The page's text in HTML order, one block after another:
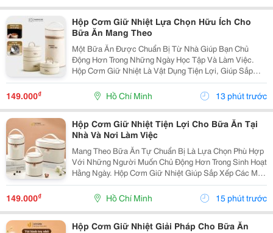
Hộp Cơm Giữ Nhiệt Lựa Chọn Hữu Ích Cho
Bữa Ăn Mang Theo
Một Bữa Ăn Được Chuẩn Bị Từ Nhà Giúp Bạn Chủ
Động Hơn Trong Những Ngày Học Tập Và Làm Việc.
Hộp Cơm Giữ Nhiệt Là Vật Dụng Tiện Lợi, Giúp Sắp
Xếp Các Món Ăn Ngăn Nắp Và Dễ Dàng Mang Theo
Trong Nhiều Hoàn Cảnh Khác Nhau. Chọn Hộp Phù Hợp
Với Khẩu...
149.000₫ Hồ Chí Minh 13 phút trước
Hộp Cơm Giữ Nhiệt Tiện Lợi Cho Bữa Ăn Tại
Nhà Và Nơi Làm Việc
Mang Theo Bữa Ăn Tự Chuẩn Bị Là Lựa Chọn Phù Hợp
Với Những Người Muốn Chủ Động Hơn Trong Sinh Hoạt
Hằng Ngày. Hộp Cơm Giữ Nhiệt Giúp Sắp Xếp Các Món
Ăn Gọn Gàng, Thuận Tiện Mang Đến Trường, Văn
Phòng Hoặc Sử Dụng Khi Đi Xa. Lựa Chọn Hộp Theo
149.000₫ Hồ Chí Minh 15 phút trước
Hộp Cơm Giữ Nhiệt Giải Pháp Cho Bữa Ăn